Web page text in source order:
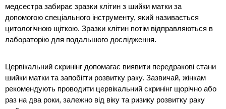
медсестра забирає зразки клітин з шийки матки за
допомогою спеціального інструменту, який називається
цитологічною щіткою. Зразки клітин потім відправляються в
лабораторію для подальшого дослідження.
Цервікальний скринінг допомагає виявити передракові стани
шийки матки та запобігти розвитку раку. Зазвичай, жінкам
рекомендують проводити цервікальний скринінг щорічно або
раз на два роки, залежно від віку та ризику розвитку раку